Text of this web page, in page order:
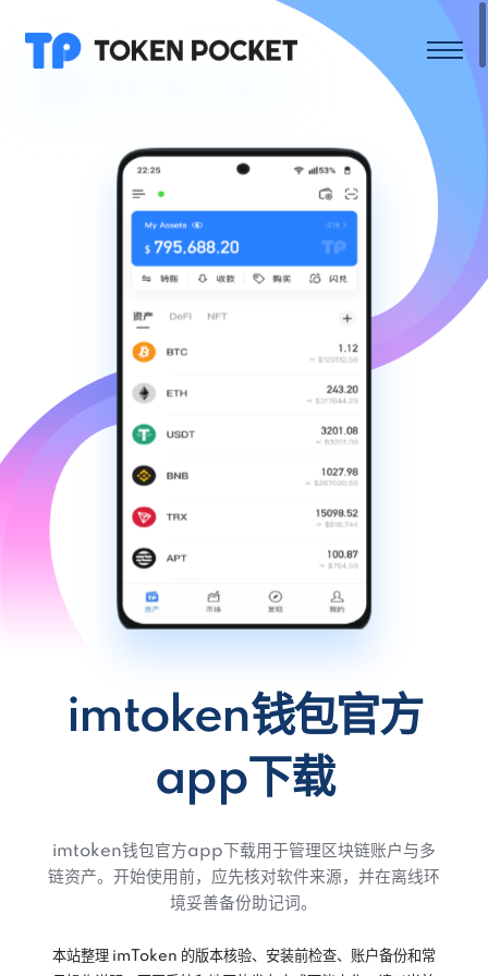
imtoken钱包官方
app下载
imtoken钱包官方app下载用于管理区块链账户与多
链资产。开始使用前，应先核对软件来源，并在离线环
境妥善备份助记词。
本站整理 imToken 的版本核验、安装前检查、账户备份和常